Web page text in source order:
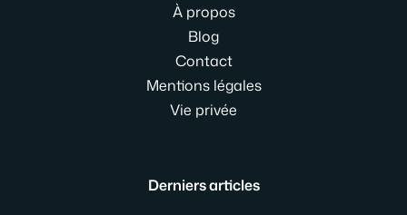
À propos
Blog
Contact
Mentions légales
Vie privée
Derniers articles